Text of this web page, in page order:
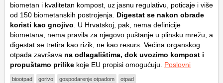
biometan i kvalitetan kompost, uz jasnu regulativu, poticaje i više
od 150 biometanskih postrojenja. Digestat se nakon obrade
koristi kao gnojivo . U Hrvatskoj, pak, nema definicije
biometana, nema pravila za njegovo puštanje u plinsku mrežu, a
digestat se tretira kao rizik, ne kao resurs. Većina organskog
otpada završava na odlagalištima, dok uvozimo kompost i
propuštamo prilike koje EU propisi omogućuju. Poslovni
biootpad gorivo gospodarenje otpadom otpad